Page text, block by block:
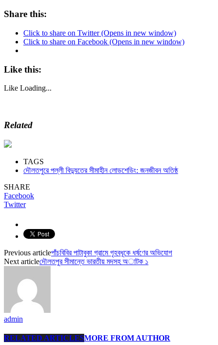
Share this:
Click to share on Twitter (Opens in new window)
Click to share on Facebook (Opens in new window)
Like this:
Like Loading...
Related
TAGS
দৌলতপুরে পল্লী বিদ্যুতের সীমাহীন লোডশেডিং: জনজীবন অতিষ্ঠ
SHARE
Facebook
Twitter
Previous articleপাঁচবিবির পাটাবুকা গ্রামে গৃহবধূকে ধর্ষণের অভিযোগ
Next articleদৌলতপুর সীমান্তে ভারতীয় মদসহ অাটক ১
admin
RELATED ARTICLESMORE FROM AUTHOR